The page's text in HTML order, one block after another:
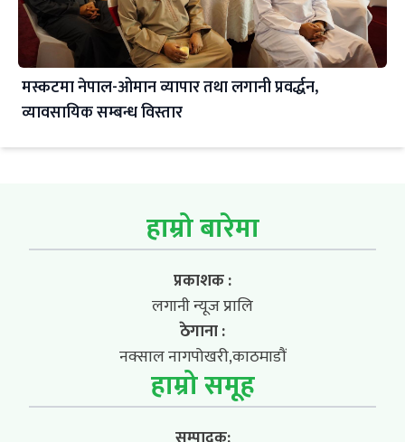
मस्कटमा नेपाल-ओमान व्यापार तथा लगानी प्रवर्द्धन,
व्यावसायिक सम्बन्ध विस्तार
हाम्रो बारेमा
प्रकाशक :
लगानी न्यूज प्रालि
ठेगाना :
नक्साल नागपोखरी,काठमाडौं
हाम्रो समूह